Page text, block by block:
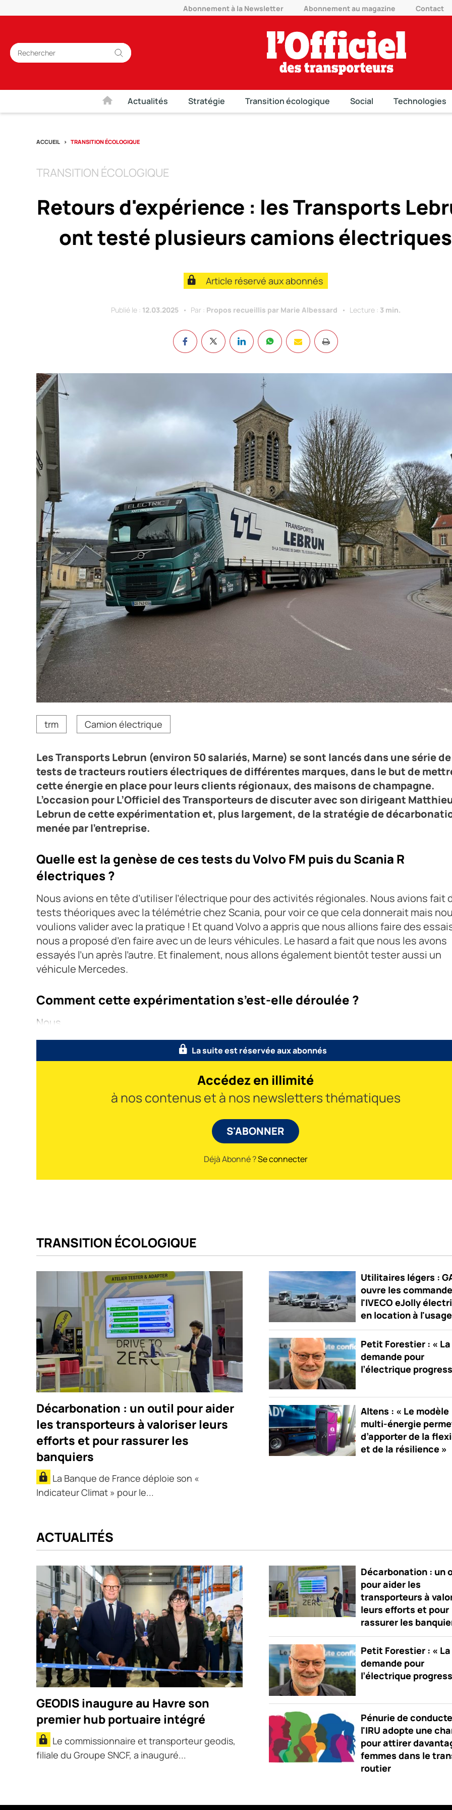
Abonnement à la Newsletter Abonnement au magazine Contact
Actualités Stratégie Transition écologique Social Technologies
ACCUEIL TRANSITION ÉCOLOGIQUE
TRANSITION ÉCOLOGIQUE
Retours d'expérience : les Transports
ont testé plusieurs camions électriques
Article réservé aux abonnés
Publié le : 12.03.2025 Par : Propos recueillis par Marie Albessard Lecture : 3 min.
Les Transports Lebrun testent plusieurs camions électriques en vue d'en intégrer plusieurs à leur flotte pour la
livraison régionale de maisons de champagne.
trm Camion électrique
Les Transports Lebrun (environ 50 salariés, Marne) se sont lancés dans une série de
tests de tracteurs routiers électriques de différentes marques, dans le but de
cette énergie en place pour leurs clients régionaux, des maisons de champagne.
L’occasion pour L’Officiel des Transporteurs de discuter avec son dirigeant
Lebrun de cette expérimentation et, plus largement, de la stratégie de
menée par l’entreprise.
Quelle est la genèse de ces tests du Volvo FM puis du Scania R
électriques ?
Nous avions en tête d’utiliser l’électrique pour des activités régionales. Nous avions fait
tests théoriques avec la télémétrie chez Scania, pour voir ce que cela donnerait mais
voulions valider avec la pratique ! Et quand Volvo a appris que nous allions faire des
nous a proposé d’en faire avec un de leurs véhicules. Le hasard a fait que nous les avons
essayés l’un après l’autre. Et finalement, nous allons également bientôt tester aussi un
véhicule Mercedes.
Comment cette expérimentation s’est-elle déroulée ?
Nous
La suite est réservée aux abonnés
Accédez en illimité
à nos contenus et à nos newsletters thématiques
S'ABONNER
Déjà Abonné ?Se connecter
TRANSITION ÉCOLOGIQUE
Décarbonation : un outil pour aider
les transporteurs à valoriser leurs
efforts et pour rassurer les
banquiers
La Banque de France déploie son «
Indicateur Climat » pour le...
Utilitaires légers :
ouvre les
l'IVECO eJolly
en location à l'usage
Petit Forestier : « La
demande pour
l’électrique
Altens : « Le modèle
multi-énergie
d’apporter de la
et de la résilience »
ACTUALITÉS
GEODIS inaugure au Havre son
premier hub portuaire intégré
Le commissionnaire et transporteur geodis,
filiale du Groupe SNCF, a inauguré...
Décarbonation : un
pour aider les
transporteurs à
leurs efforts et pour
rassurer les
Petit Forestier : « La
demande pour
l’électrique
Pénurie de
l'IRU adopte une
pour attirer
femmes dans le
routier